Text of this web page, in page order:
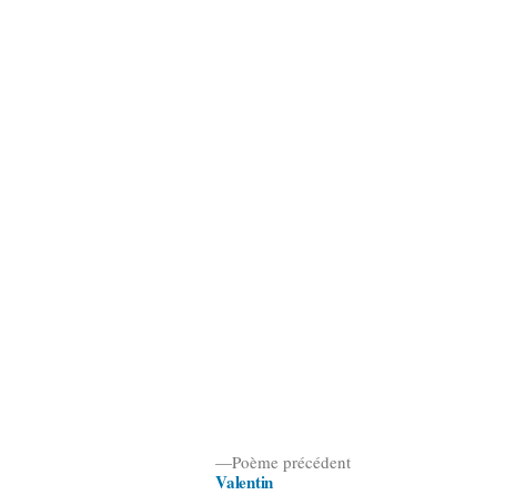
Poème précédentPoème
Valentin